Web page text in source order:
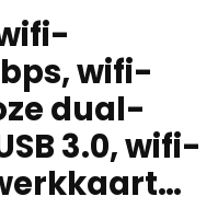
wifi-
dual-
3.0, wifi-